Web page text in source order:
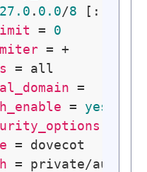
. 0.0/8 [::ffff:
= 0
= yes